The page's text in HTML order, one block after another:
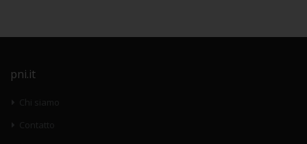
pni.it
Chi siamo
Contatto